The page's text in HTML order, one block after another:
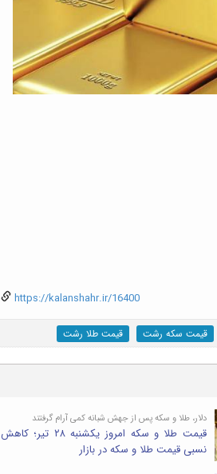
https://kalanshahr.ir/16400
قیمت سکه رشت قیمت طلا رشت
دلار، طلا و سکه پس از جهش شبانه کمی آرام گرفتند
قیمت طلا و سکه امروز یکشنبه ۲۸ تیر؛ کاهش
نسبی قیمت طلا و سکه در بازار